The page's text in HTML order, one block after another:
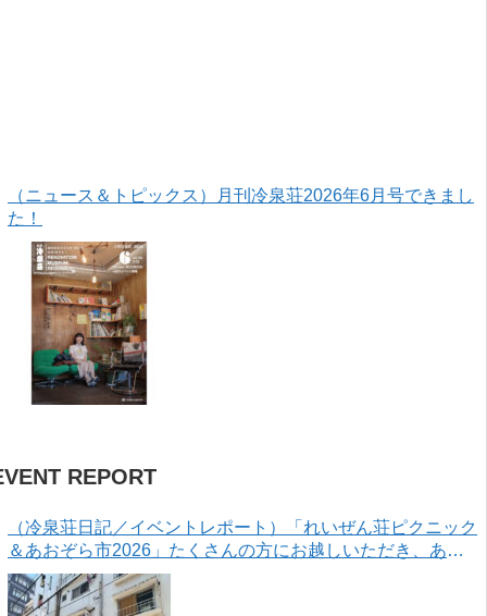
（ニュース＆トピックス）月刊冷泉荘2026年6月号できまし
た！
REPORT
（冷泉荘日記／イベントレポート）「れいぜん荘ピクニック
＆あおぞら市2026」たくさんの方にお越しいただき、あり
がとうございました！